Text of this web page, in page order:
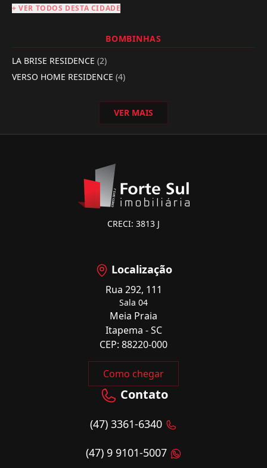
+ VER TODOS DESTA CIDADE
BOMBINHAS
LA BRISE RESIDENCE (2)
VERSO HOME RESIDENCE (4)
VER MAIS
CRECI: 3813 J
Localização
Rua 292, 111
Sala 04
Meia Praia
Itapema - SC
CEP: 88220-000
Como chegar
Contato
(47) 3361-6340
(47) 9 9101-5007